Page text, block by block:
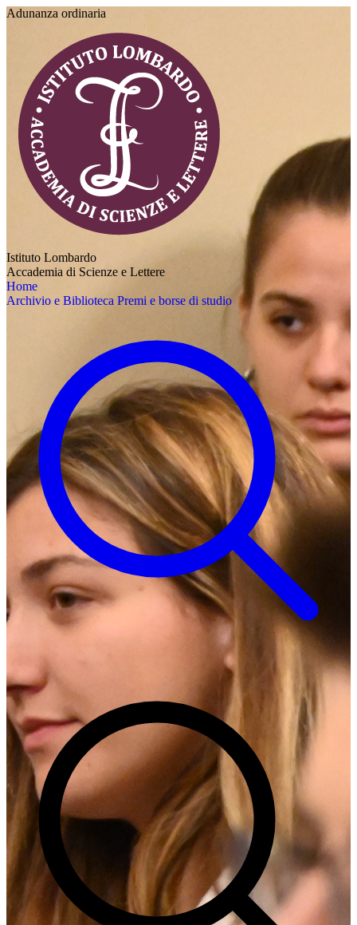
Adunanza ordinaria
Istituto Lombardo
Accademia di Scienze e Lettere
Home
Archivio e Biblioteca Premi e borse di studio